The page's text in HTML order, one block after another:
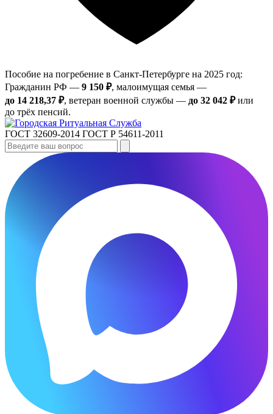
Пособие на погребение в Санкт‑Петербурге на 2025 год:
Гражданин РФ — 9 150 ₽, малоимущая семья —
до 14 218,37 ₽, ветеран военной службы — до 32 042 ₽или
до трёх пенсий.
ГОСТ 32609-2014 ГОСТ Р 54611-2011